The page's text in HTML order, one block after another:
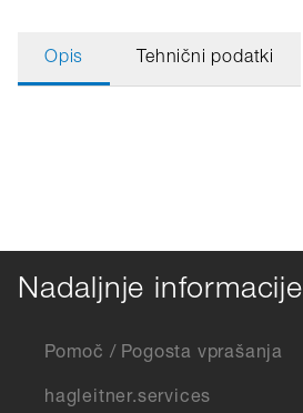
Opis Tehnični podatki
Nadaljnje informacije
Pomoč / Pogosta vprašanja
hagleitner.services